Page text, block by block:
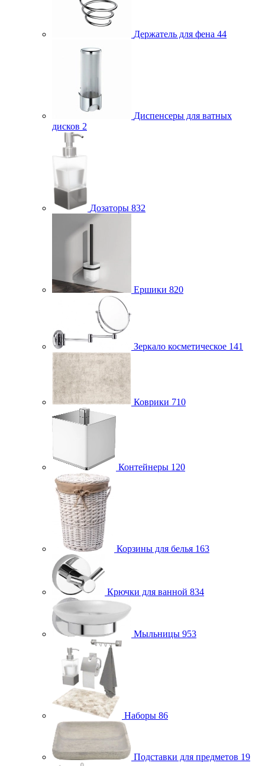
Держатель для фена 44
Диспенсеры для ватных
дисков 2
Дозаторы 832
Ершики 820
Зеркало косметическое 141
Коврики 710
Контейнеры 120
Корзины для белья 163
Крючки для ванной 834
Мыльницы 953
Наборы 86
Подставки для предметов 19